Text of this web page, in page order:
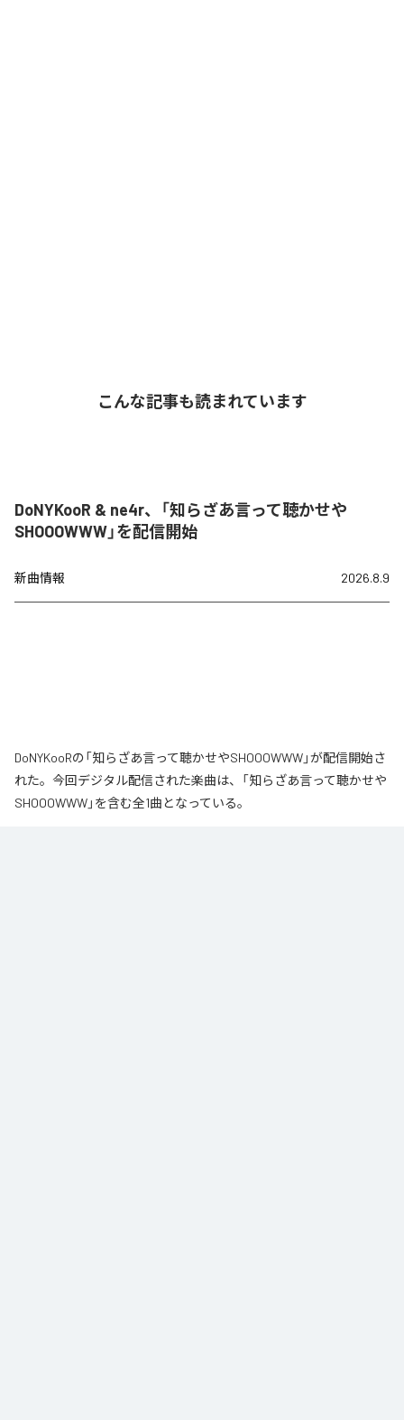
こんな記事も読まれています
DoNYKooR & ne4r、「知らざあ言って聴かせや
SHOOOWWW」を配信開始
新曲情報 2026.8.9
DoNYKooRの「知らざあ言って聴かせやSHOOOWWW」が配信開始さ
れた。今回デジタル配信された楽曲は、「知らざあ言って聴かせや
SHOOOWWW」を含む全1曲となっている。